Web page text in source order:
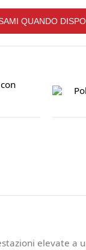
QUANDO
elevate a